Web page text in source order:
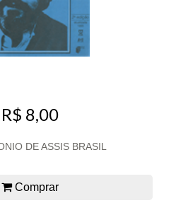
R$ 8,00
DE ASSIS BRASIL
Comprar